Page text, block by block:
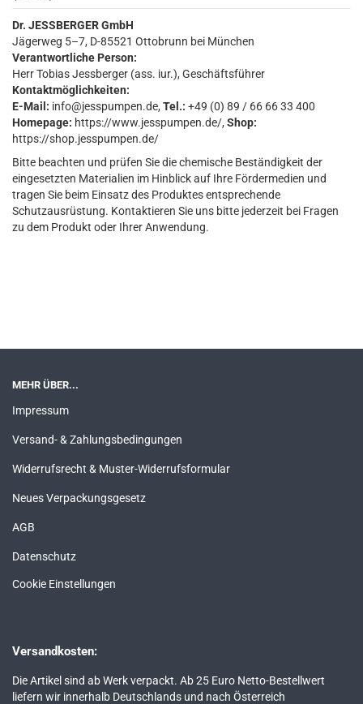
Dr. JESSBERGER GmbH
Jägerweg 5–7, D-85521 Ottobrunn bei München
Verantwortliche Person:
Herr Tobias Jessberger (ass. iur.), Geschäftsführer
Kontaktmöglichkeiten:
E-Mail: info@jesspumpen.de, Tel.: +49 (0) 89 / 66 66 33 400
Homepage: https://www.jesspumpen.de/, Shop:
https://shop.jesspumpen.de/
Bitte beachten und prüfen Sie die chemische Beständigkeit der
eingesetzten Materialien im Hinblick auf Ihre Fördermedien und
tragen Sie beim Einsatz des Produktes entsprechende
Schutzausrüstung. Kontaktieren Sie uns bitte jederzeit bei Fragen
zu dem Produkt oder Ihrer Anwendung.
MEHR ÜBER...
Impressum
Versand- & Zahlungsbedingungen
Widerrufsrecht & Muster-Widerrufsformular
Neues Verpackungsgesetz
AGB
Datenschutz
Cookie Einstellungen
Versandkosten:
Die Artikel sind ab Werk verpackt. Ab 25 Euro Netto-Bestellwert
liefern wir innerhalb Deutschlands und nach Österreich